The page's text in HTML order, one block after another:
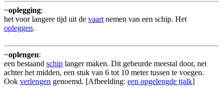
~oplegging:
het voor langere tijd uit de vaart nemen van een schip. Het
opleggen.
~oplengen:
een bestaand schip langer maken. Dit gebeurde meestal door, net
achter het midden, een stuk van 6 tot 10 meter tussen te voegen.
Ook verlengen genoemd. [Afbeelding: een opgelengde tjalk]